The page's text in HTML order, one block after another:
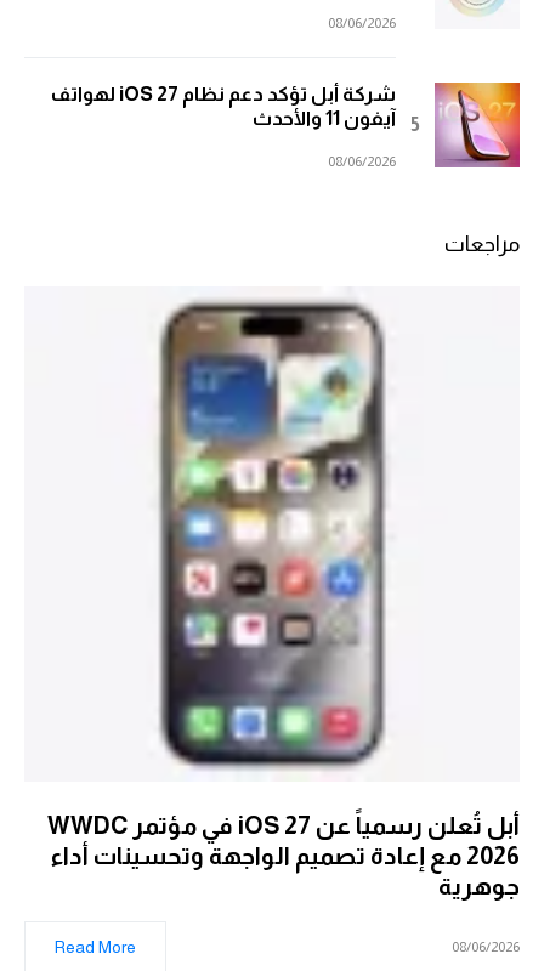
08/06/2026
شركة أبل تؤكد دعم نظام iOS 27 لهواتف
آيفون 11 والأحدث
08/06/2026
مراجعات
أبل تُعلن رسمياً عن iOS 27 في مؤتمر WWDC
2026 مع إعادة تصميم الواجهة وتحسينات أداء
جوهرية
08/06/2026
Read More